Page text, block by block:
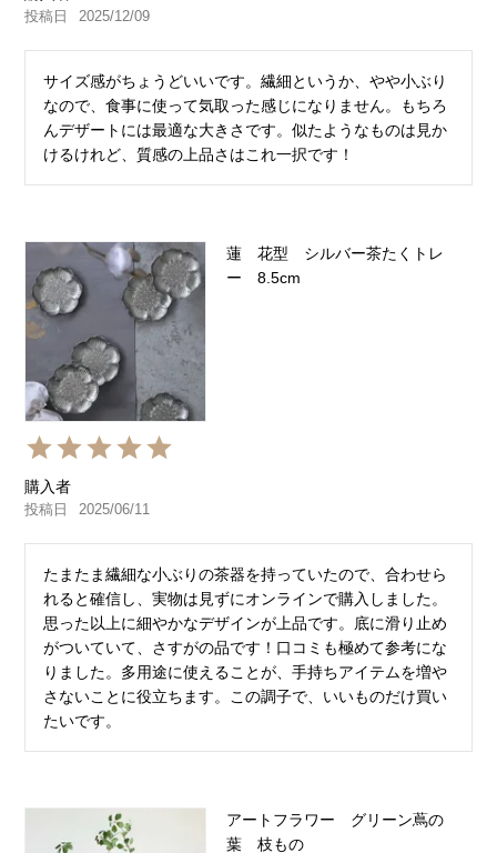
投稿日 2025/12/09
サイズ感がちょうどいいです。繊細というか、やや小ぶり
なので、食事に使って気取った感じになりません。もちろ
んデザートには最適な大きさです。似たようなものは見か
けるけれど、質感の上品さはこれ一択です！
蓮 花型 シルバー茶たくトレ
ー 8.5cm
購入者
投稿日 2025/06/11
たまたま繊細な小ぶりの茶器を持っていたので、合わせら
れると確信し、実物は見ずにオンラインで購入しました。
思った以上に細やかなデザインが上品です。底に滑り止め
がついていて、さすがの品です！口コミも極めて参考にな
りました。多用途に使えることが、手持ちアイテムを増や
さないことに役立ちます。この調子で、いいものだけ買い
たいです。
アートフラワー グリーン蔦の
葉 枝もの